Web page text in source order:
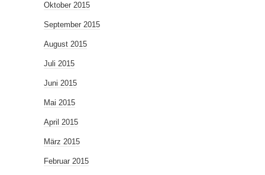
Oktober 2015
September 2015
August 2015
Juli 2015
Juni 2015
Mai 2015
April 2015
März 2015
Februar 2015